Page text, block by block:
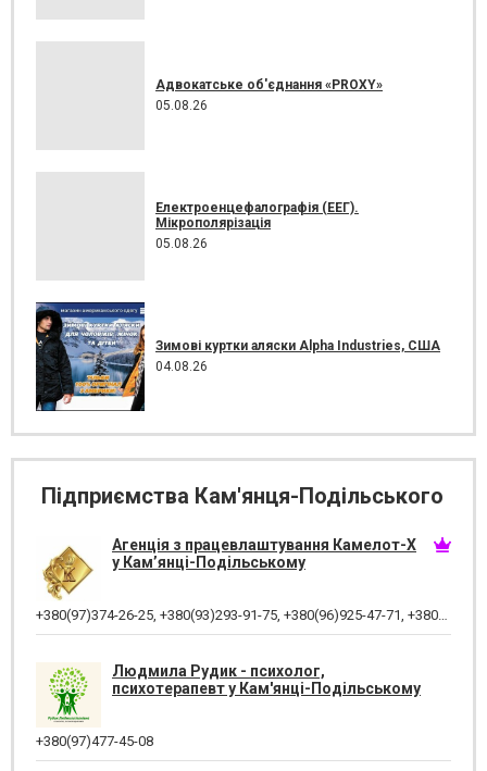
Адвокатське об'єднання «PROXY»
05.08.26
Електроенцефалографія (ЕЕГ).
Мікрополярізація
05.08.26
Зимові куртки аляски Alpha Industries, США
04.08.26
Підприємства Кам'янця-Подільського
Агенція з працевлаштування Камелот-Х
у Кам’янці-Подільському
+380(97)374-26-25 +380(93)293-91-75 +380(96)925-47-71 +380(73)327-54-83
Людмила Рудик - психолог,
психотерапевт у Кам'янці-Подільському
+380(97)477-45-08